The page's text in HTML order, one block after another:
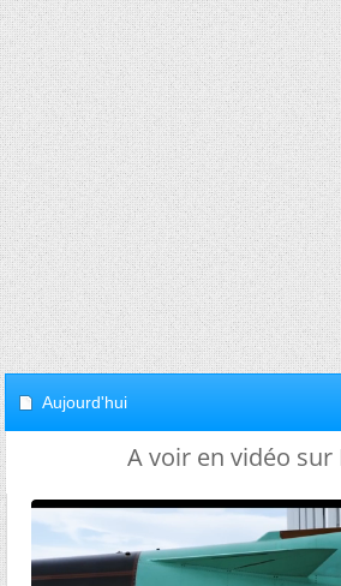
Aujourd'hui
A voir en vidéo sur